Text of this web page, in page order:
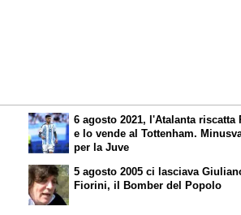
6 agosto 2021, l'Atalanta riscatta
e lo vende al Tottenham.
per la Juve
5 agosto 2005 ci lasciava
Fiorini, il Bomber del Popolo